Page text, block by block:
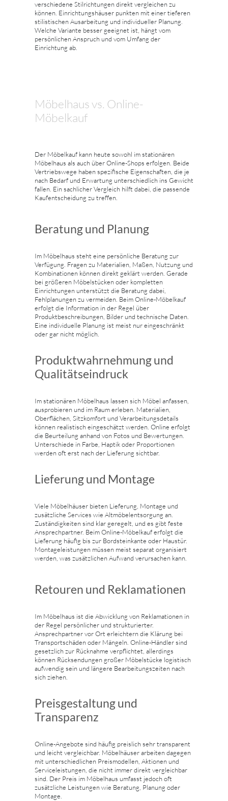
verschiedene Stilrichtungen direkt vergleichen zu
können. Einrichtungshäuser punkten mit einer tieferen
stilistischen Ausarbeitung und individueller Planung.
Welche Variante besser geeignet ist, hängt vom
persönlichen Anspruch und vom Umfang der
Einrichtung ab.
Möbelhaus vs. Online-
Möbelkauf
Der Möbelkauf kann heute sowohl im stationären
Möbelhaus als auch über Online-Shops erfolgen. Beide
Vertriebswege haben spezifische Eigenschaften, die je
nach Bedarf und Erwartung unterschiedlich ins Gewicht
fallen. Ein sachlicher Vergleich hilft dabei, die passende
Kaufentscheidung zu treffen.
Beratung und Planung
Im Möbelhaus steht eine persönliche Beratung zur
Verfügung. Fragen zu Materialien, Maßen, Nutzung und
Kombinationen können direkt geklärt werden. Gerade
bei größeren Möbelstücken oder kompletten
Einrichtungen unterstützt die Beratung dabei,
Fehlplanungen zu vermeiden. Beim Online-Möbelkauf
erfolgt die Information in der Regel über
Produktbeschreibungen, Bilder und technische Daten.
Eine individuelle Planung ist meist nur eingeschränkt
oder gar nicht möglich.
Produktwahrnehmung und
Qualitätseindruck
Im stationären Möbelhaus lassen sich Möbel anfassen,
ausprobieren und im Raum erleben. Materialien,
Oberflächen, Sitzkomfort und Verarbeitungsdetails
können realistisch eingeschätzt werden. Online erfolgt
die Beurteilung anhand von Fotos und Bewertungen.
Unterschiede in Farbe, Haptik oder Proportionen
werden oft erst nach der Lieferung sichtbar.
Lieferung und Montage
Viele Möbelhäuser bieten Lieferung, Montage und
zusätzliche Services wie Altmöbelentsorgung an.
Zuständigkeiten sind klar geregelt, und es gibt feste
Ansprechpartner. Beim Online-Möbelkauf erfolgt die
Lieferung häufig bis zur Bordsteinkante oder Haustür.
Montageleistungen müssen meist separat organisiert
werden, was zusätzlichen Aufwand verursachen kann.
Retouren und Reklamationen
Im Möbelhaus ist die Abwicklung von Reklamationen in
der Regel persönlicher und strukturierter.
Ansprechpartner vor Ort erleichtern die Klärung bei
Transportschäden oder Mängeln. Online-Händler sind
gesetzlich zur Rücknahme verpflichtet, allerdings
können Rücksendungen großer Möbelstücke logistisch
aufwendig sein und längere Bearbeitungszeiten nach
sich ziehen.
Preisgestaltung und
Transparenz
Online-Angebote sind häufig preislich sehr transparent
und leicht vergleichbar. Möbelhäuser arbeiten dagegen
mit unterschiedlichen Preismodellen, Aktionen und
Serviceleistungen, die nicht immer direkt vergleichbar
sind. Der Preis im Möbelhaus umfasst jedoch oft
zusätzliche Leistungen wie Beratung, Planung oder
Montage.